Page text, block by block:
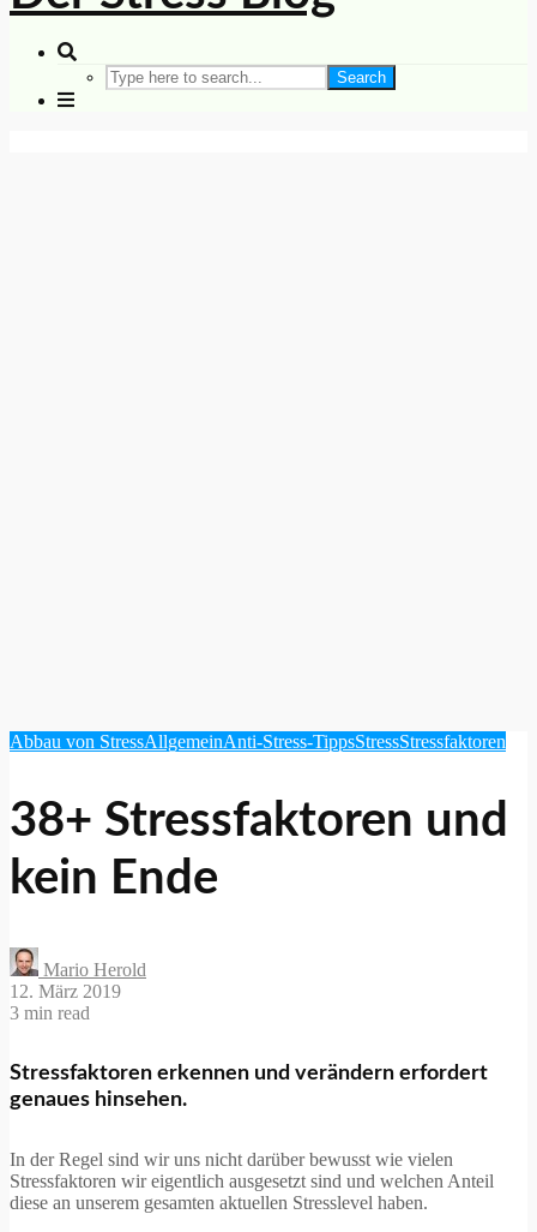
Search
Abbau von StressAllgemeinAnti-Stress-TippsStressStressfaktoren
38+ Stressfaktoren und
kein Ende
Mario Herold
12. März 2019
3 min read
Stressfaktoren erkennen und verändern erfordert
genaues hinsehen.
In der Regel sind wir uns nicht darüber bewusst wie vielen
Stressfaktoren wir eigentlich ausgesetzt sind und welchen Anteil
diese an unserem gesamten aktuellen Stresslevel haben.